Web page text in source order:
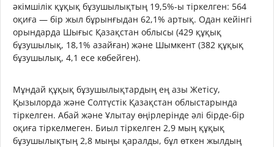
әкімшілік құқық бұзушылықтың 19,5%-ы тіркелген: 564
оқиға — бір жыл бұрынғыдан 62,1% артық. Одан кейінгі
орындарда Шығыс Қазақстан облысы (429 құқық
бұзушылық, 18,1% азайған) және Шымкент (382 құқық
бұзушылық, 4,1 есе көбейген).
Мұндай құқық бұзушылықтардың ең азы Жетісу,
Қызылорда және Солтүстік Қазақстан облыстарында
тіркелген. Абай және Ұлытау өңірлерінде әлі бірде-бір
оқиға тіркелмеген. Биыл тіркелген 2,9 мың құқық
бұзушылықтың 2,8 мыңы қаралды, бұл өткен жылдың